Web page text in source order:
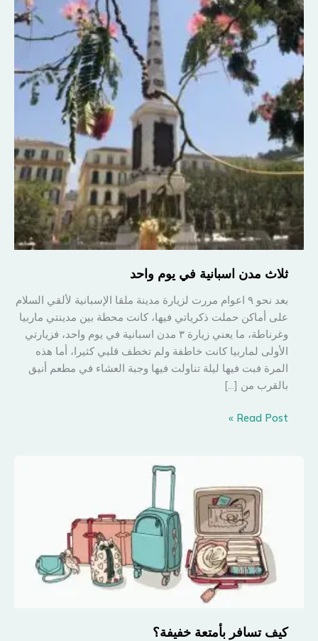
ثلاث مدن اسبانية في يوم واحد
بعد نحو ٩ اعوام مررت لزيارة مدينة ملقا الإسبانية لألقي السلام
على أماكن حملت ذكرياتي فيها، كانت محطة بين مدينتي ماربيا
وغرناطة، ما يعني زيارة ٣ مدن اسبانية في يوم واحد، فزيارتي
الأولى لماربيا كانت خاطفة ولم تخطف قلبي كثيرا، أما هذه
المرة فبت فيها ليلة تناولت فيها وجبة العشاء في مطعم أنيق
بالقرب من […]
ثلاث
Read Post »
كيف تسافر بأمتعة خفيفة؟